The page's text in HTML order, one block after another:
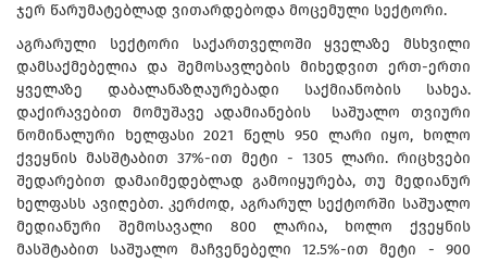
ჯერ წარუმატებლად ვითარდებოდა მოცემული სექტორი.
აგრარული სექტორი საქართველოში ყველაზე მსხვილი
დამსაქმებელია და შემოსავლების მიხედვით ერთ-ერთი
ყველაზე დაბალანაზღაურებადი საქმიანობის სახეა.
დაქირავებით მომუშავე ადამიანების საშუალო თვიური
ნომინალური ხელფასი 2021 წელს 950 ლარი იყო, ხოლო
ქვეყნის მასშტაბით 37%-ით მეტი - 1305 ლარი. რიცხვები
შედარებით დამაიმედებლად გამოიყურება, თუ მედიანურ
ხელფასს ავიღებთ. კერძოდ, აგრარულ სექტორში საშუალო
მედიანური შემოსავალი 800 ლარია, ხოლო ქვეყნის
მასშტაბით საშუალო მაჩვენებელი 12.5%-ით მეტი - 900